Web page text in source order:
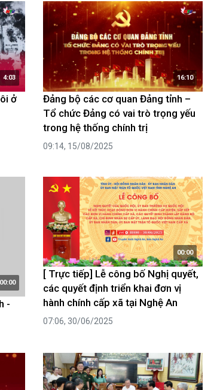
4:03
ở
16:10
Đảng bộ các cơ quan Đảng tỉnh –
Tổ chức Đảng có vai trò trọng yếu
trong hệ thống chính trị
09:14, 15/08/2025
00:00
-
00:00
[ Trực tiếp] Lễ công bố Nghị quyết,
các quyết định triển khai đơn vị
hành chính cấp xã tại Nghệ An
07:06, 30/06/2025